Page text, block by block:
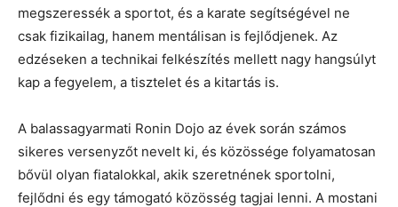
megszeressék a sportot, és a karate segítségével ne
csak fizikailag, hanem mentálisan is fejlődjenek. Az
edzéseken a technikai felkészítés mellett nagy hangsúlyt
kap a fegyelem, a tisztelet és a kitartás is.
A balassagyarmati Ronin Dojo az évek során számos
sikeres versenyzőt nevelt ki, és közössége folyamatosan
bővül olyan fiatalokkal, akik szeretnének sportolni,
fejlődni és egy támogató közösség tagjai lenni. A mostani